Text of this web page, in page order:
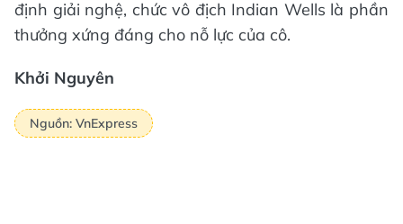
định giải nghệ, chức vô địch Indian Wells là phần
thưởng xứng đáng cho nỗ lực của cô.
Khởi Nguyên
Nguồn: VnExpress